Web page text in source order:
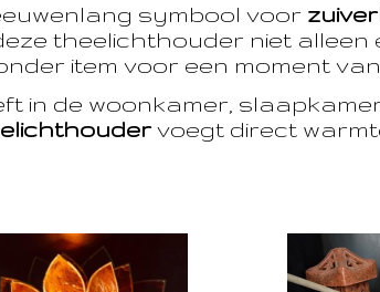
symbool voor
theelichthouder niet alleen
item voor een moment
in de woonkamer,
voegt direct